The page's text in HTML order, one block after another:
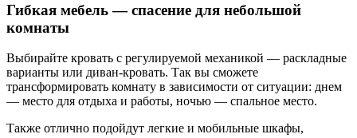
Гибкая мебель — спасение для небольшой
комнаты
Выбирайте кровать с регулируемой механикой — раскладные
варианты или диван-кровать. Так вы сможете
трансформировать комнату в зависимости от ситуации: днем
— место для отдыха и работы, ночью — спальное место.
Также отлично подойдут легкие и мобильные шкафы,